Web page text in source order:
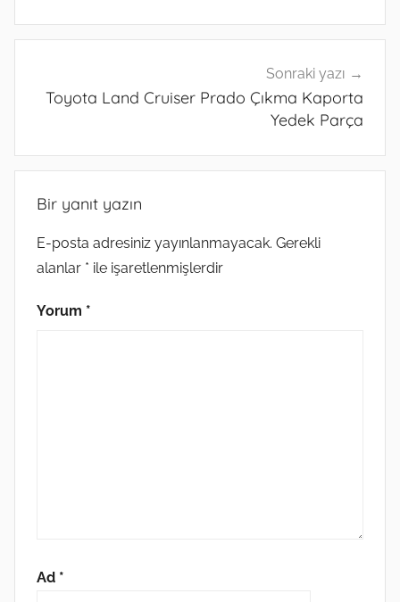
Sonraki yazı
Toyota Land Cruiser Prado Çıkma Kaporta
Yedek Parça
Bir yanıt yazın
E-posta adresiniz yayınlanmayacak. Gerekli
alanlar * ile işaretlenmişlerdir
Yorum *
Ad *